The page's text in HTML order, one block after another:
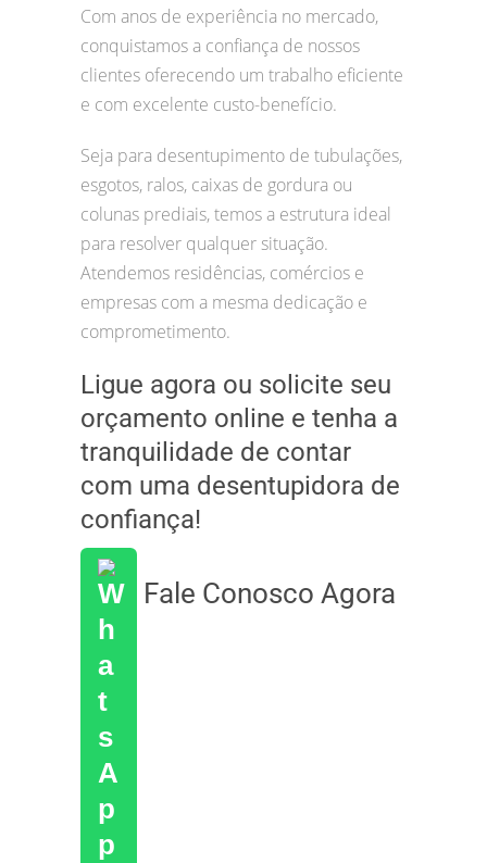
Com anos de experiência no mercado,
conquistamos a confiança de nossos
clientes oferecendo um trabalho eficiente
e com excelente custo-benefício.
Seja para desentupimento de tubulações,
esgotos, ralos, caixas de gordura ou
colunas prediais, temos a estrutura ideal
para resolver qualquer situação.
Atendemos residências, comércios e
empresas com a mesma dedicação e
comprometimento.
Ligue agora ou solicite seu
orçamento online e tenha a
tranquilidade de contar
com uma desentupidora de
confiança!
Fale Conosco Agora